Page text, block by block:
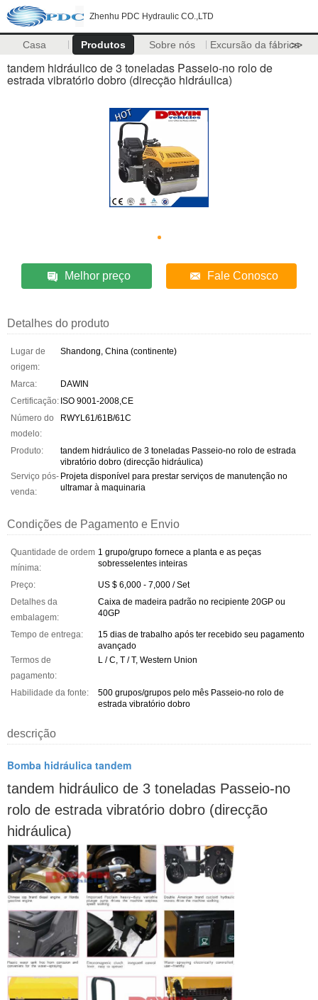
Zhenhu PDC Hydraulic CO.,LTD
Casa Produtos Sobre nós Excursão da fábrica
>>
tandem hidráulico de 3 toneladas Passeio-no rolo de
estrada vibratório dobro (direcção hidráulica)
Melhor preço Fale Conosco
Detalhes do produto
Lugar de
origem:
Shandong, China (continente)
Marca:
DAWIN
Certificação: ISO 9001-2008,CE
Número do
modelo:
RWYL61/61B/61C
Produto:
tandem hidráulico de 3 toneladas Passeio-no rolo de estrada
vibratório dobro (direcção hidráulica)
Serviço pós-
venda:
Projeta disponível para prestar serviços de manutenção no
ultramar à maquinaria
Condições de Pagamento e Envio
Quantidade de ordem
mínima:
1 grupo/grupo fornece a planta e as peças
sobresselentes inteiras
Preço:
US $ 6,000 - 7,000 / Set
Detalhes da
embalagem:
Caixa de madeira padrão no recipiente 20GP ou
40GP
Tempo de entrega:
15 dias de trabalho após ter recebido seu pagamento
avançado
Termos de
pagamento:
L / C, T / T, Western Union
Habilidade da fonte:
500 grupos/grupos pelo mês Passeio-no rolo de
estrada vibratório dobro
descrição
Bomba hidráulica tandem
tandem hidráulico de 3 toneladas Passeio-no
rolo de estrada vibratório dobro (direcção
hidráulica)